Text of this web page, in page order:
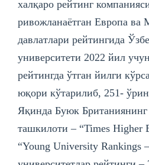
халқаро рейтинг
ривожланаётган Европа ва
давлатлари рейтингида
университети 2022 йил
рейтингда ўтган йилги
юқори кўтарилиб, 251-
Яқинда Буюк
ташкилоти – “Times Highеr
“Young University Rankings